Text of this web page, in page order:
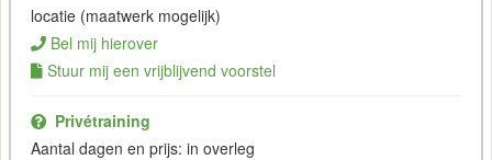
locatie (maatwerk mogelijk)
Bel mij hierover
Stuur mij een vrijblijvend voorstel
Privétraining
Aantal dagen en prijs: in overleg